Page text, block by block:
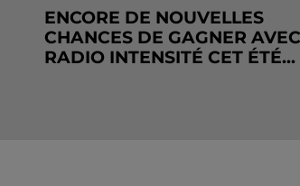
ENCORE DE NOUVELLES
CHANCES DE GAGNER AVEC
RADIO INTENSITÉ CET ÉTÉ...